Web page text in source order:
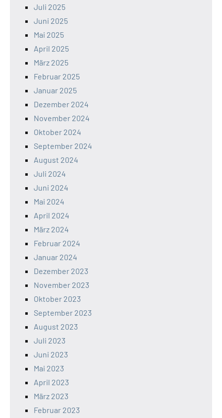
Juli 2025
Juni 2025
Mai 2025
April 2025
März 2025
Februar 2025
Januar 2025
Dezember 2024
November 2024
Oktober 2024
September 2024
August 2024
Juli 2024
Juni 2024
Mai 2024
April 2024
März 2024
Februar 2024
Januar 2024
Dezember 2023
November 2023
Oktober 2023
September 2023
August 2023
Juli 2023
Juni 2023
Mai 2023
April 2023
März 2023
Februar 2023